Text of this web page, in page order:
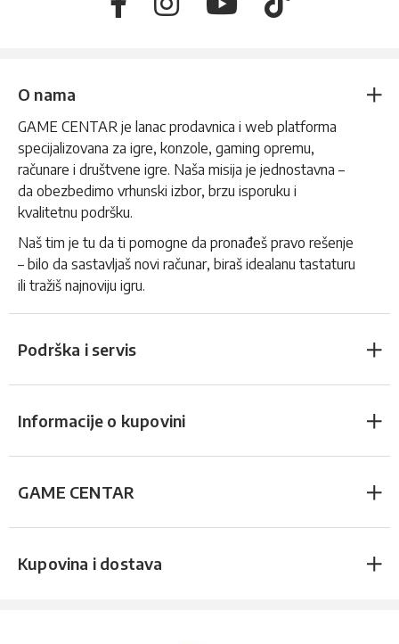
O nama
GAME CENTAR je lanac prodavnica i web platforma
specijalizovana za igre, konzole, gaming opremu,
računare i društvene igre. Naša misija je jednostavna –
da obezbedimo vrhunski izbor, brzu isporuku i
kvalitetnu podršku.
Naš tim je tu da ti pomogne da pronađeš pravo rešenje
– bilo da sastavljaš novi računar, biraš idealanu tastaturu
ili tražiš najnoviju igru.
Podrška i servis
Informacije o kupovini
GAME CENTAR
Kupovina i dostava